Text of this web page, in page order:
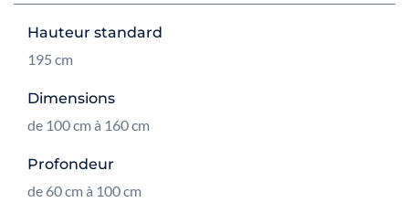
Hauteur standard
195 cm
Dimensions
de 100 cm à 160 cm
Profondeur
de 60 cm à 100 cm